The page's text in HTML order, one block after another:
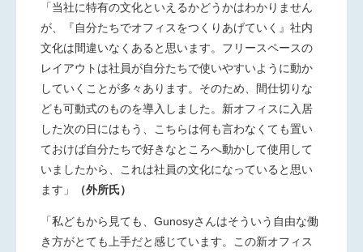
「当社に特有の文化といえるかどうかはわかりません
が、『自分たちでオフィスをつくりあげていく』社内
文化は間違いなくあると思います。フリースペースの
レイアウトは社員が自分たちで使いやすいように動か
していくことが多々あります。そのため、間仕切りな
ども可動式のものを導入しました。新オフィスに入居
した次の日にはもう、こちらは何も言わなくても置い
ておけば自分たちで好きなところへ動かして使用して
いましたから、これは社員の文化になっていると思い
ます」
（外所氏）
「私どもから見ても、Gunosyさんはそういう自由な働
き方がとても上手だと感じています。この新オフィス